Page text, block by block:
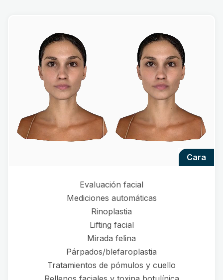
cara
Evaluación facial
Mediciones automáticas
Rinoplastia
Lifting facial
Mirada felina
Párpados/blefaroplastia
Tratamientos de pómulos y cuello